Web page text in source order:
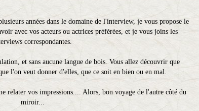
années dans le domaine de l'interview, je vous propose le
avec vos acteurs ou actrices préférées, et je vous joins les
correspondantes.
et sans aucune langue de bois. Vous allez découvrir que
l'on veut donner d'elles, que ce soit en bien ou en mal.
relater vos impressions.... Alors, bon voyage de l'autre côté du
miroir...